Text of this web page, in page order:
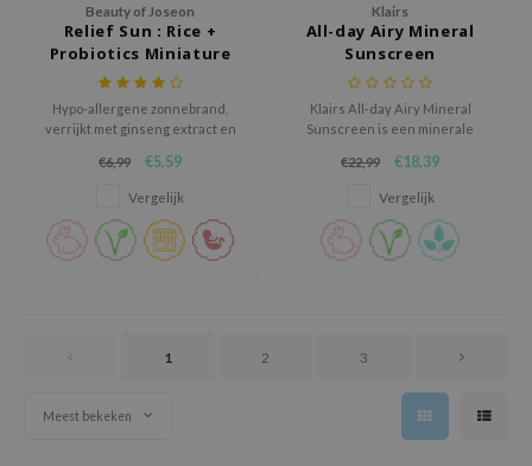
Beauty of Joseon
Relief Sun : Rice +
Probiotics Miniature
Hypo-allergene zonnebrand,
verrijkt met ginseng extract en
€6,99
€5,59
Vergelijk
Klairs
All-day Airy Mineral
Sunscreen
Klairs All-day Airy Mineral
Sunscreen is een minerale
PA++++ die de huid dagelijks
beschermt tegen schadelijke
UVA- en UVB-straling.
€22,99 €18,39
Vergelijk
1 2 3
Meest bekeken